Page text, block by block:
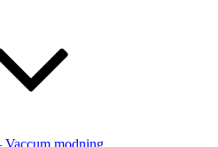
Vaccum modning